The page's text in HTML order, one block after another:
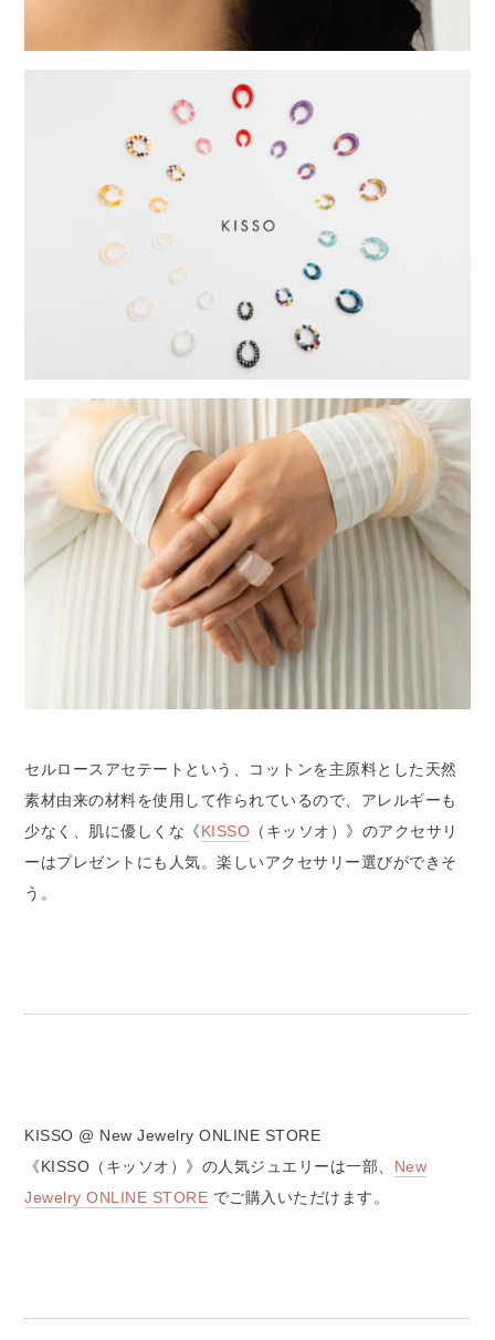
セルロースアセテートという、コットンを主原料とした天然
素材由来の材料を使用して作られているので、アレルギーも
少なく、肌に優しくな《KISSO （キッソオ）》のアクセサリ
ーはプレゼントにも人気。楽しいアクセサリー選びができそ
う。
KISSO @ New Jewelry ONLINE STORE
《KISSO（キッソオ）》の人気ジュエリーは一部、 New
Jewelry ONLINE STORE でご購入いただけます。